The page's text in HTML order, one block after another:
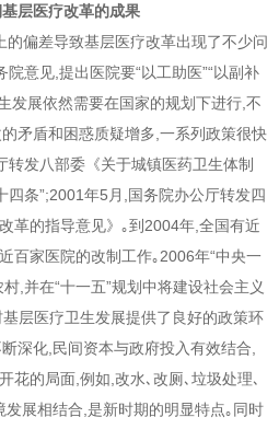
层医疗改革的成果
偏差导致基层医疗改革出现了不少问
意见,提出医院要“以工助医”“以副补
发展依然需要在国家的规划下进行,不
盾和困惑质疑增多,一系列政策很快
发八部委《关于城镇医药卫生体制
四条”;2001年5月,国务院办公厅转发四
革的指导意见》｡到2004年,全国有近
百家医院的改制工作｡2006年“中央一
,并在“十一五”规划中将建设社会主义
层医疗卫生发展提供了良好的政策环
化,民间资本与政府投入有效结合,
花的局面,例如,改水､改厕､垃圾处理､
展相结合,是新时期的明显特点｡同时